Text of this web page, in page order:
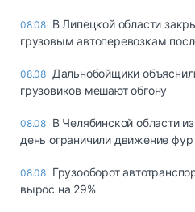
08.08 В Липецкой области
грузовым автоперевозкам
08.08 Дальнобойщики
грузовиков мешают обгону
08.08 В Челябинской области
день ограничили движение
08.08 Грузооборот
вырос на 29%